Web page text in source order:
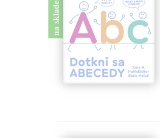
na sklade